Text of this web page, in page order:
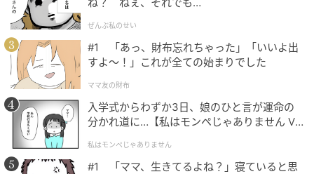
ぜんぶ私のせい
#1 「あっ、財布忘れちゃった」「いいよ出
すよ〜！」これが全ての始まりでした
ママ友の財布
入学式からわずか3日、娘のひと言が運命の
分かれ道に…【私はモンペじゃありません Vo
私はモンペじゃありません
#1 「ママ、生きてるよね？」寝ていると思